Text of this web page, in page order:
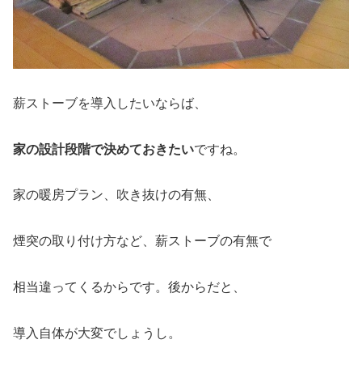
薪ストーブを導入したいならば、
家の設計段階で決めておきたいですね。
家の暖房プラン、吹き抜けの有無、
煙突の取り付け方など、薪ストーブの有無で
相当違ってくるからです。後からだと、
導入自体が大変でしょうし。